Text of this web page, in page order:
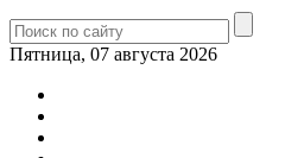
Пятница, 07 августа 2026